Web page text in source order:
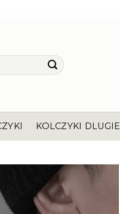
KOLCZYKI DLUGIE